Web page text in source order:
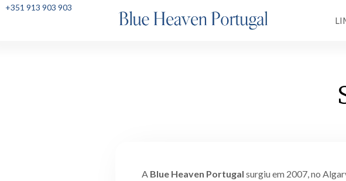
+351 913 903 903
A Blue Heaven Portugal surgiu em 2007, no